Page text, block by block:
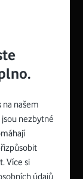
stojánku)
připojení Wi-
našem
nezbytné
Více si
údajů